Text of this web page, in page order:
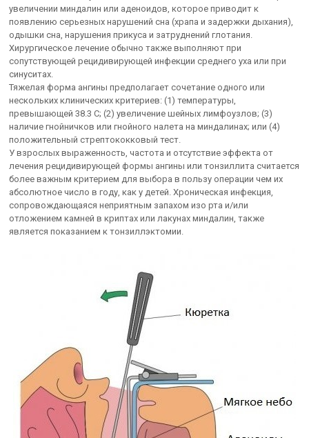
увеличении миндалин или аденоидов, которое приводит к
появлению серьезных нарушений сна (храпа и задержки дыхания),
одышки сна, нарушения прикуса и затруднений глотания.
Хирургическое лечение обычно также выполняют при
сопутствующей рецидивирующей инфекции среднего уха или при
синуситах.
Тяжелая форма ангины предполагает сочетание одного или
нескольких клинических критериев: (1) температуры,
превышающей 38.3 C; (2) увеличение шейных лимфоузлов; (3)
наличие гнойничков или гнойного налета на миндалинах; или (4)
положительный стрептококковый тест.
У взрослых выраженность, частота и отсутствие эффекта от
лечения рецидивирующей формы ангины или тонзиллита считается
более важным критерием для выбора в пользу операции чем их
абсолютное число в году, как у детей. Хроническая инфекция,
сопровождающаяся неприятным запахом изо рта и/или
отложением камней в криптах или лакунах миндалин, также
является показанием к тонзиллэктомии.